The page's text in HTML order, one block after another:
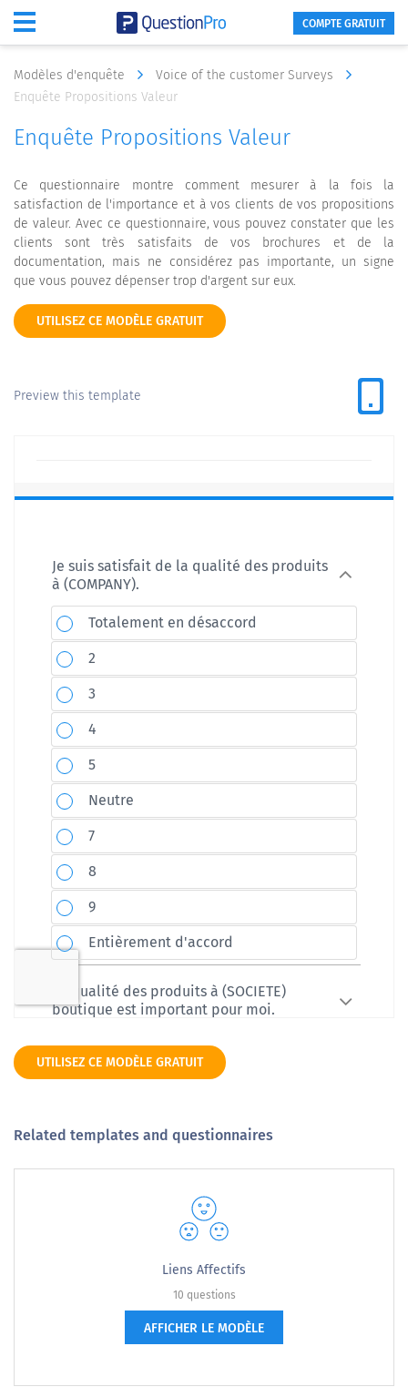
COMPTE GRATUIT
Modèles d'enquête
Voice of the customer Surveys
Enquête Propositions Valeur
Enquête Propositions Valeur
Ce questionnaire montre comment mesurer à la fois la
satisfaction de l'importance et à vos clients de vos propositions
de valeur. Avec ce questionnaire, vous pouvez constater que les
clients sont très satisfaits de vos brochures et de la
documentation, mais ne considérez pas importante, un signe
que vous pouvez dépenser trop d'argent sur eux.
UTILISEZ CE MODÈLE GRATUIT
Preview this template
UTILISEZ CE MODÈLE GRATUIT
Related templates and questionnaires
Liens Affectifs
10 questions
AFFICHER LE MODÈLE